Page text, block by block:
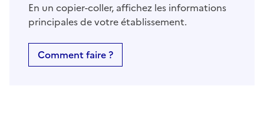
En un copier-coller, affichez les informations
principales de votre établissement.
Comment faire ?